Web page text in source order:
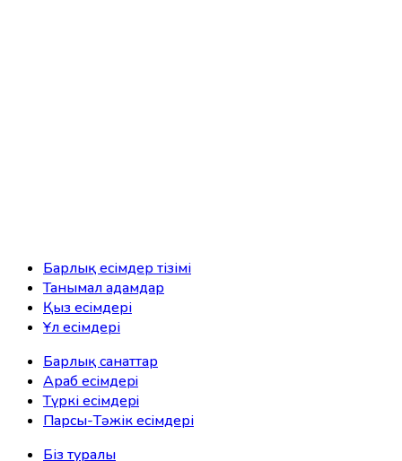
Барлық есімдер тізімі
Танымал адамдар
Қыз есімдері
Ұл есімдері
Барлық санаттар
Араб есімдерi
Түркі есімдерi
Парсы-Тәжік есімдері
Біз туралы